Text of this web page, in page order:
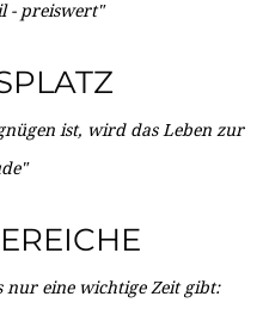
- preiswert"
ist, wird das Leben zur
nur eine wichtige Zeit gibt: